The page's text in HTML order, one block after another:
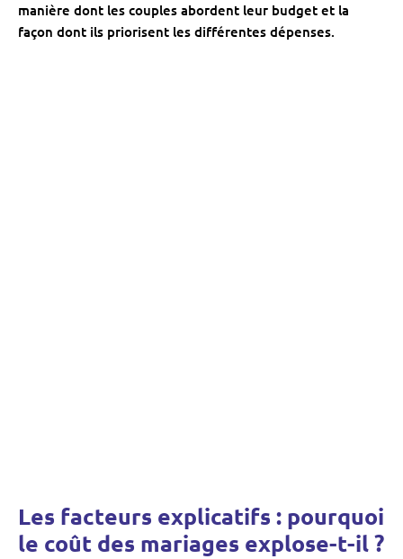
manière dont les couples abordent leur budget et la
façon dont ils priorisent les différentes dépenses.
Les facteurs explicatifs : pourquoi
le coût des mariages explose-t-il ?